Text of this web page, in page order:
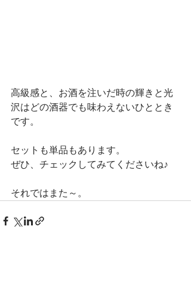
高級感と、お酒を注いだ時の輝きと光
沢はどの酒器でも味わえないひととき
です。
セットも単品もあります。
ぜひ、チェックしてみてくださいね♪
それではまた～。